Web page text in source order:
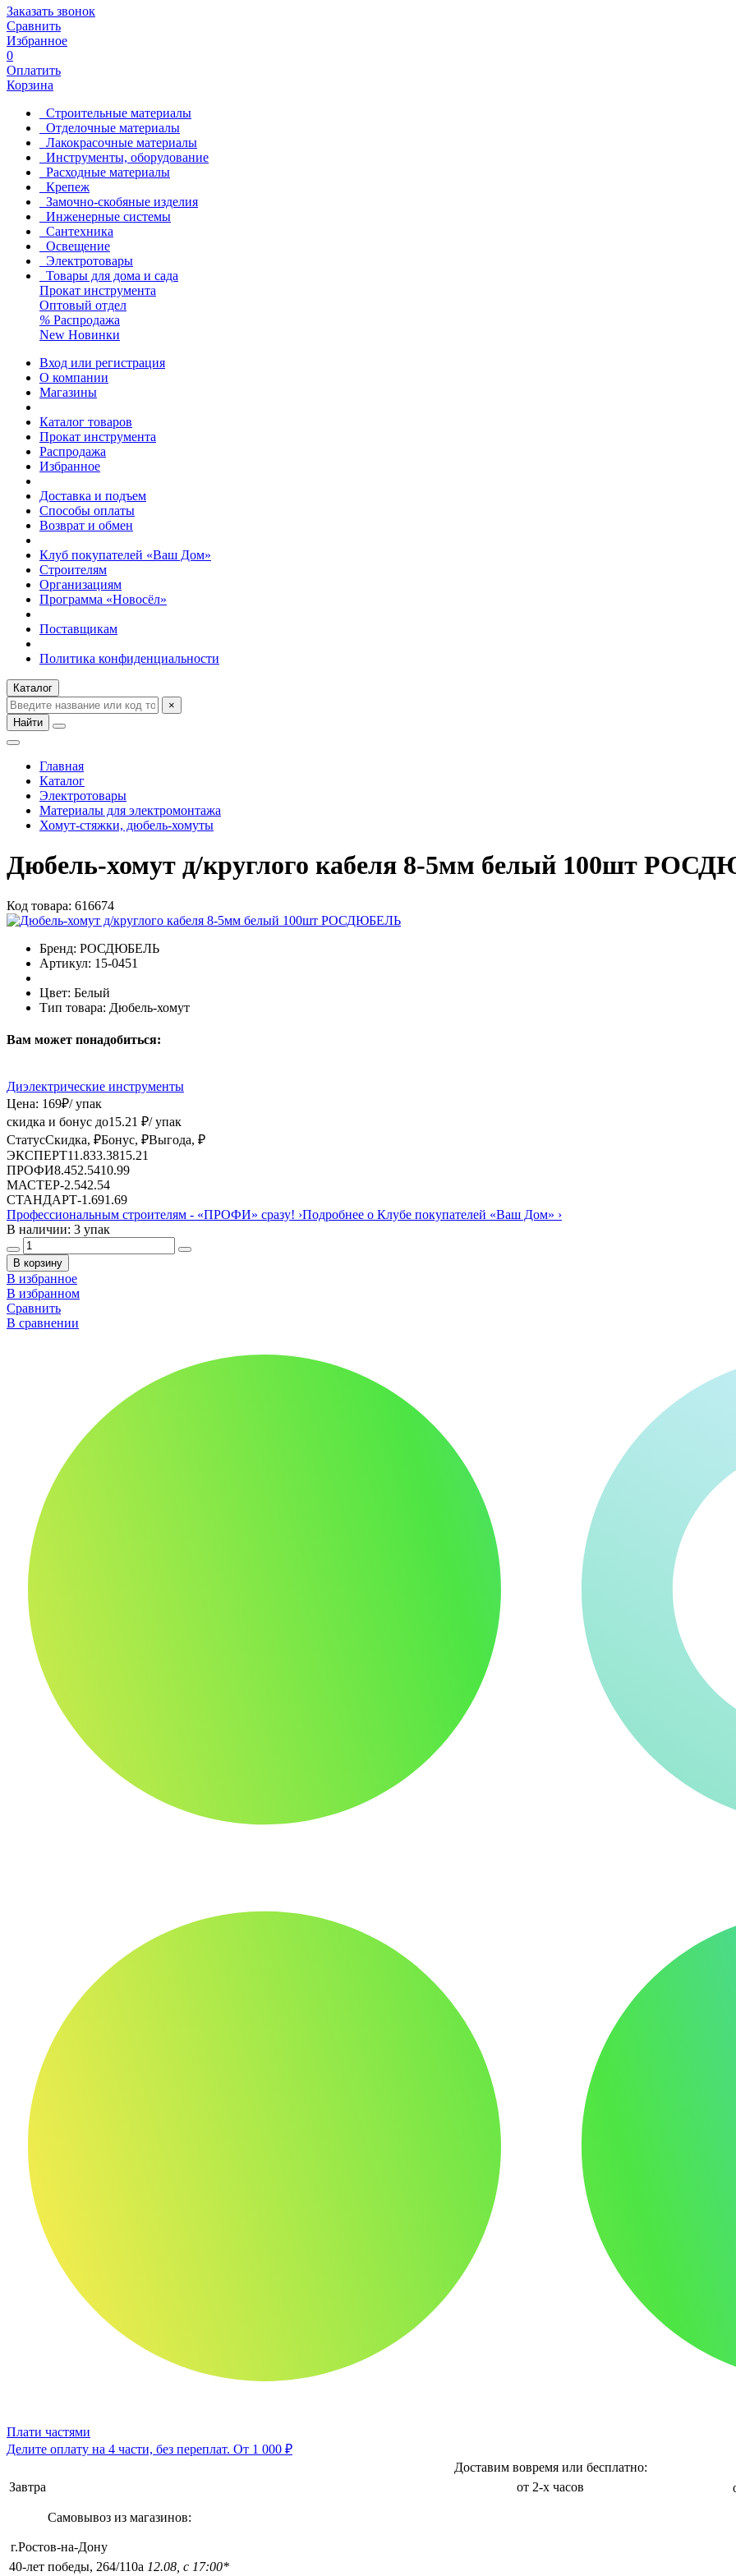
Заказать звонок
Сравнить
Избранное
0
Оплатить
Корзина
Строительные материалы
Отделочные материалы
Лакокрасочные материалы
Инструменты, оборудование
Расходные материалы
Крепеж
Замочно-скобяные изделия
Инженерные системы
Сантехника
Освещение
Электротовары
Товары для дома и сада
Прокат инструмента
Оптовый отдел
% Распродажа
New Новинки
Вход или регистрация
О компании
Магазины
Каталог товаров
Прокат инструмента
Распродажа
Избранное
Доставка и подъем
Способы оплаты
Возврат и обмен
Клуб покупателей «Ваш Дом»
Строителям
Организациям
Программа «Новосёл»
Поставщикам
Политика конфиденциальности
Каталог
×
Найти
Главная
Каталог
Электротовары
Материалы для электромонтажа
Хомут-стяжки, дюбель-хомуты
Дюбель-хомут д/круглого кабеля 8-5мм белый 100шт
Код товара: 616674
Бренд: РОСДЮБЕЛЬ
Артикул: 15-0451
Цвет: Белый
Тип товара: Дюбель-хомут
Вам может понадобиться:
Диэлектрические инструменты
Цена: 169₽/ упак
скидка и бонус до15.21 ₽/ упак
СтатусСкидка, ₽Бонус, ₽Выгода, ₽
ЭКСПЕРТ11.833.3815.21
ПРОФИ8.452.5410.99
МАСТЕР-2.542.54
СТАНДАРТ-1.691.69
Профессиональным строителям - «ПРОФИ» сразу! ›Подробнее о Клубе покупателей «Ваш Дом» ›
В наличии: 3 упак
В корзину
В избранное
В избранном
Сравнить
В сравнении
Плати частями
Делите оплату на 4 части, без переплат. От 1 000 ₽
Доставим вовремя или бесплатно:
Завтра
от 2-х часов
Самовывоз из магазинов:
г.Ростов-на-Дону
40-лет победы, 264/110а 12.08, с 17:00*